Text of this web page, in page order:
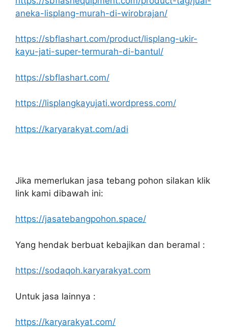
aneka-lisplang-murah-di-wirobrajan/
https://sbflashart.com/product/lisplang-ukir-
kayu-jati-super-termurah-di-bantul/
https://sbflashart.com/
https://lisplangkayujati.wordpress.com/
https://karyarakyat.com/adi
Jika memerlukan jasa tebang pohon silakan klik
link kami dibawah ini:
https://jasatebangpohon.space/
Yang hendak berbuat kebajikan dan beramal :
https://sodaqoh.karyarakyat.com
Untuk jasa lainnya :
https://karyarakyat.com/